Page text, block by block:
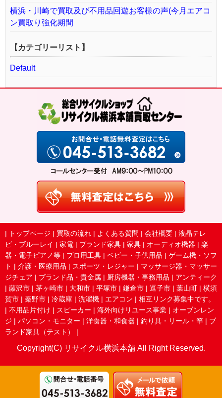
横浜・川崎で買取及び不用品回遊お客様の声(今月エアコ
ン買取り強化期間
【カテゴリーリスト】
Default
| トップページ | 買取の流れ | よくある質問 | 会社概要 | 液晶テレ
ビ・ブルーレイ | 家電 | ブランド家具 | 家具 | オーディオ機器 | 楽
器・電子ピアノ等 | プロ用工具 | ベビー・子供用品 | ゲーム機・ソフ
ト | 介護・医療用品 | スポーツ・レジャー | マッサージ器・マッサー
ジチェア | ブランド品・貴金属 | 厨房機器・事務用品 | アンティーク
| 藤沢市 | 茅ヶ崎市 | 大和市 | 平塚市 | 鎌倉市 | 逗子市 | 葉山町 | 横須
賀市 | 秦野市 | 冷蔵庫 | 洗濯機 | エアコン | 相互リンク募集中です。
| 不用品片付け | スピーカー | 海外向けリユース事業 | オーブンレン
ジ | パソコン・モニター | 洋食器・和食器 | 釣り具・リール・竿 | ブ
ランド家具（テスト）
|
Copyright(C) リサイクル横浜本舗 All Right Reserved.